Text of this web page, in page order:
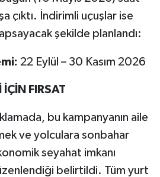
çıktı. İndirimli uçuşlar ise
şekilde planlandı:
22 Eylül – 30 Kasım 2026
FIRSAT
bu kampanyanın aile
ve yolculara sonbahar
seyahat imkanı
belirtildi. Tüm yurt